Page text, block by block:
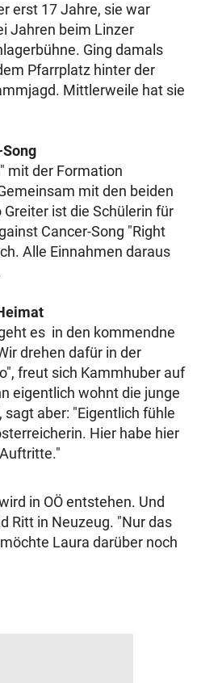
erst 17 Jahre, sie war
Jahren beim Linzer
Ging damals
Pfarrplatz hinter der
Mittlerweile hat sie
mit der Formation
mit den beiden
ist die Schülerin für
Cancer-Song "Right
Alle Einnahmen daraus
es in den kommendne
drehen dafür in der
freut sich Kammhuber auf
eigentlich wohnt die junge
aber: "Eigentlich fühle
Hier habe hier
in OÖ entstehen. Und
Ritt in Neuzeug. "Nur das
Laura darüber noch